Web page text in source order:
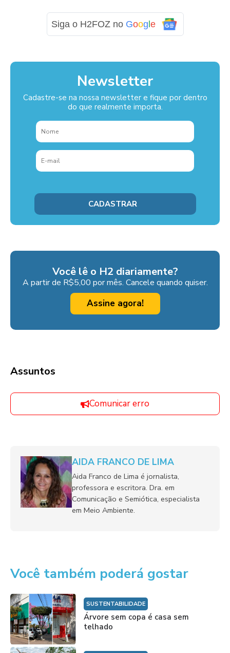
Siga o H2FOZ no Google
Newsletter
Cadastre-se na nossa newsletter e fique por dentro
do que realmente importa.
Você lê o H2 diariamente?
A partir de R$5,00 por mês. Cancele quando quiser.
Assine agora!
Assuntos
Comunicar erro
AIDA FRANCO DE LIMA
Aida Franco de Lima é jornalista,
professora e escritora. Dra. em
Comunicação e Semiótica, especialista
em Meio Ambiente.
Você também poderá gostar
SUSTENTABILIDADE
Árvore sem copa é casa sem
telhado